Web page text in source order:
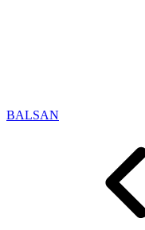
BALSAN